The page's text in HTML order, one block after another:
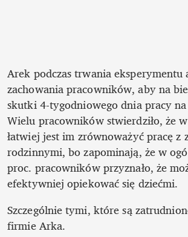
Arek podczas trwania eksperymentu
zachowania pracowników, aby na
skutki 4-tygodniowego dnia pracy
Wielu pracowników stwierdziło, że
łatwiej jest im zrównoważyć pracę z
rodzinnymi, bo zapominają, że w
proc. pracowników przyznało, że
efektywniej opiekować się dziećmi.
Szczególnie tymi, które są
firmie Arka.